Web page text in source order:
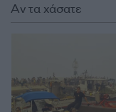
Αν τα χάσατε